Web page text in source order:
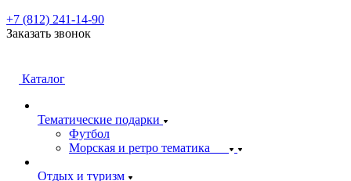
+7 (812) 241-14-90
Заказать звонок
Каталог
Тематические подарки
Футбол
Морская и ретро тематика
Отдых и туризм